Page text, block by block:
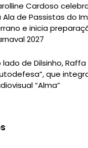
Cardoso
Ala de Passistas do
e inicia
2027
lado de Dilsinho,
que
“Alma”